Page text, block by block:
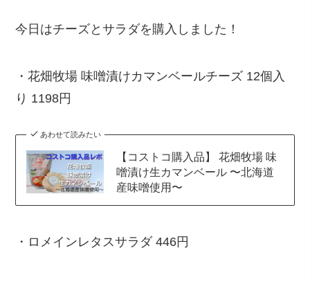
今日はチーズとサラダを購入しました！
・花畑牧場 味噌漬けカマンベールチーズ 12個入
り 1198円
あわせて読みたい
【コストコ購入品】 花畑牧場 味
噌漬け生カマンベール 〜北海道
産味噌使用〜
・ロメインレタスサラダ 446円